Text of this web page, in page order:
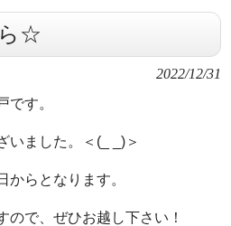
☆
2022/12/31
です。
いました。＜(_ _)＞
からとなります。
ので、ぜひお越し下さい！